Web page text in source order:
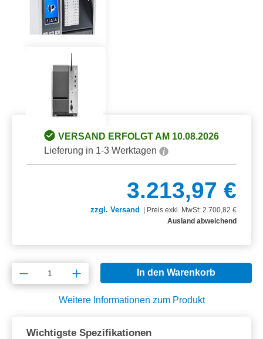
VERSAND ERFOLGT AM 10.08.2026
Lieferung in 1-3 Werktagen
3.213,97 €
zzgl. Versand
Preis exkl. MwSt: 2.700,82 €
Ausland abweichend
Produkt Anzahl: Gib den gewünschten
In den Warenkorb
Weitere Informationen zum Produkt
Wichtigste Spezifikationen